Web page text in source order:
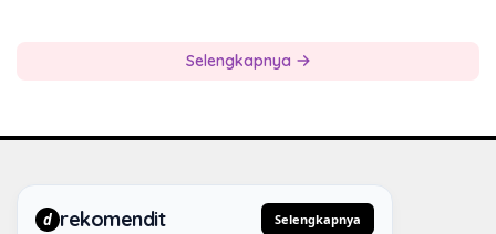
Selengkapnya
d rekomendit Selengkapnya